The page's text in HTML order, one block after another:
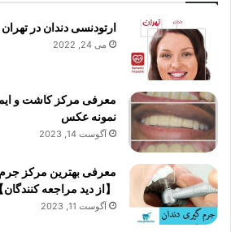
ارتودنسی دندان در تهران
می 24, 2022
معرفی مرکز کاشت و
نمونه عکس
آگوست 14, 2023
معرفی بهترین مرکز
【از دید مراجعه کنندگان】
آگوست 11, 2023